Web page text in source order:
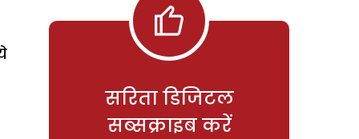
सरिता डिजिटल
सब्सक्राइब करें